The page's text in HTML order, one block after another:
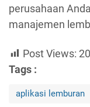
perusahaan
manajemen
Post Views:
Tags :
aplikasi lemburan